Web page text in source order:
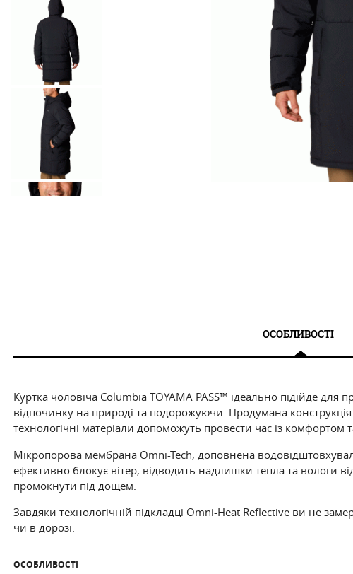
ОСОБЛИВОСТІ
Куртка чоловіча Columbia TOYAMA PASS™ ідеально підійде для
відпочинку на природі та подорожуючи. Продумана конструкція
технологічні матеріали допоможуть провести час із комфортом
Мікропорова мембрана Omni-Tech, доповнена
ефективно блокує вітер, відводить надлишки тепла та вологи
промокнути під дощем.
Завдяки технологічній підкладці Omni-Heat Reflective ви не
чи в дорозі.
ОСОБЛИВОСТI